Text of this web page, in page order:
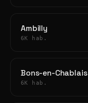
Ambilly
6K hab.
Bons-en-Chablais
6K hab.